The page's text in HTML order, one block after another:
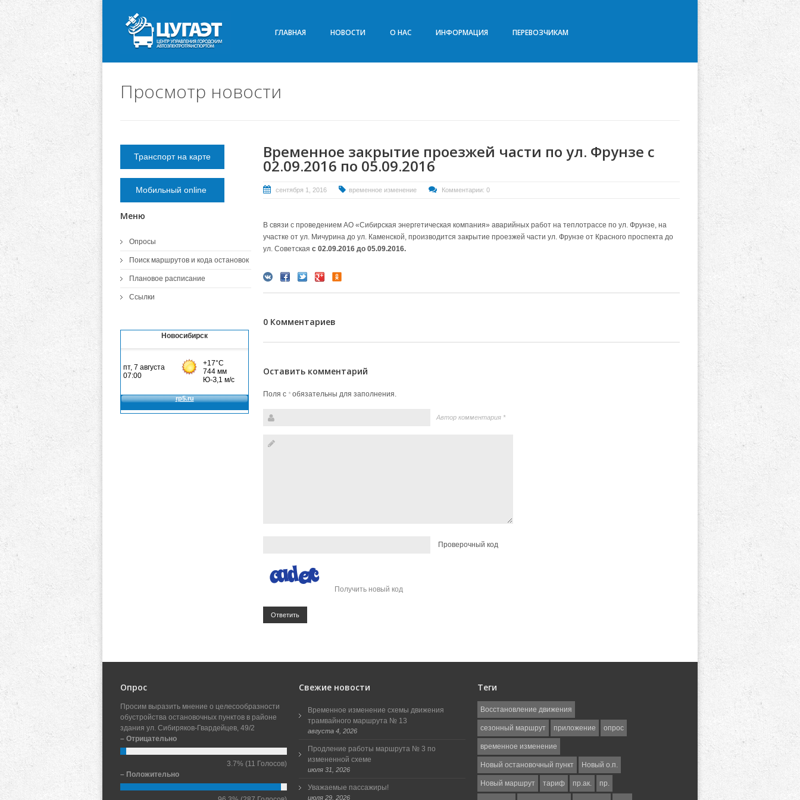
ГЛАВНАЯ НОВОСТИ О НАС ИНФОРМАЦИЯ ПЕРЕВОЗЧИКАМ
Просмотр новости
Временное закрытие проезжей части по ул. Фрунзе с
02.09.2016 по 05.09.2016
сентября 1, 2016 временное изменение Комментарии: 0
В связи с проведением АО «Сибирская энергетическая компания» аварийных работ на теплотрассе по ул. Фрунзе, на
участке от ул. Мичурина до ул. Каменской, производится закрытие проезжей части ул. Фрунзе от Красного проспекта до
ул. Советская с 02.09.2016 до 05.09.2016.
0 Комментариев
Оставить комментарий
Поля с *обязательны для заполнения.
Автор комментария *
Проверочный код
Получить новый код
Ответить
Транспорт на карте
Мобильный online
Меню
Опросы
Поиск маршрутов и кода остановок
Плановое расписание
Ссылки
Новосибирск
Опрос
Просим выразить мнение о целесообразности
обустройства остановочных пунктов в районе
здания ул. Сибиряков-Гвардейцев, 49/2
– Отрицательно
3.7% (11 Голосов)
– Положительно
Свежие новости
Временное изменение схемы движения
трамвайного маршрута № 13
августа 4, 2026
Продление работы маршрута № 3 по
измененной схеме
июля 31, 2026
Уважаемые пассажиры!
июля 29, 2026
Теги
Восстановление движения
сезонный маршрут приложение опрос
временное изменение
Новый остановочный пункт Новый о.п.
Новый маршрут тариф пр.ак. пр.